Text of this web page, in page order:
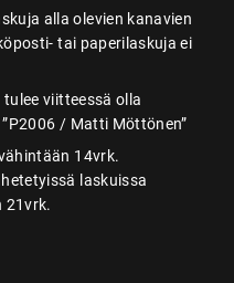
alla olevien kanavien
tai paperilaskuja ei
viitteessä olla
/ Matti Möttönen”
14vrk.
laskuissa
21vrk.